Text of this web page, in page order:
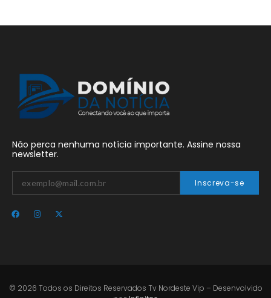
Não perca nenhuma notícia importante. Assine nossa
newsletter.
Inscreva-se
© 2026 Todos os Direitos Reservados Tv Nordeste Vip – Desenvolvido